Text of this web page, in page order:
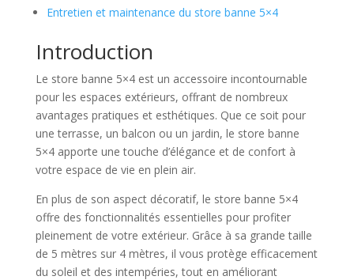
Entretien et maintenance du store banne 5×4
Introduction
Le store banne 5×4 est un accessoire incontournable
pour les espaces extérieurs, offrant de nombreux
avantages pratiques et esthétiques. Que ce soit pour
une terrasse, un balcon ou un jardin, le store banne
5×4 apporte une touche d’élégance et de confort à
votre espace de vie en plein air.
En plus de son aspect décoratif, le store banne 5×4
offre des fonctionnalités essentielles pour profiter
pleinement de votre extérieur. Grâce à sa grande taille
de 5 mètres sur 4 mètres, il vous protège efficacement
du soleil et des intempéries, tout en améliorant